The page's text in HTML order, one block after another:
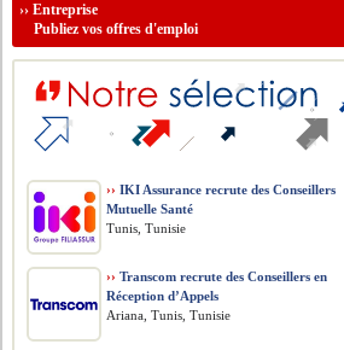
››Entreprise
Publiez vos offres d'emploi
›› IKI Assurance recrute des Conseillers
Mutuelle Santé
Tunis, Tunisie
›› Transcom recrute des Conseillers en
Réception d’Appels
Ariana, Tunis, Tunisie